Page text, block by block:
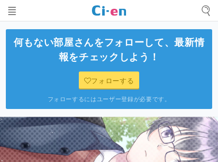
何もない部屋さんをフォローして、最新情
報をチェックしよう！
フォローする
フォローするにはユーザー登録が必要です。